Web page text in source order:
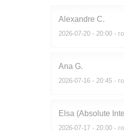
Alexandre C
2026-07-20 - 20:00 -
Ana G
2026-07-16 - 20:45 -
Elsa (Absolute
2026-07-17 - 20:00 -